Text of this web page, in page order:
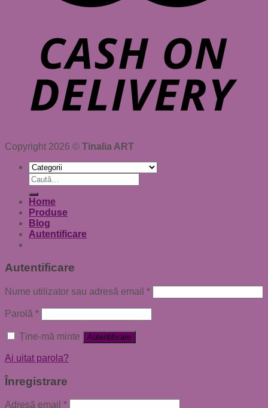
Copyright 2026 © Tinalia ART
Caută
după:
Home
Produse
Blog
Autentificare
Autentificare
Nume utilizator sau adresă email *
Parolă *
Ține-mă minte Autentificare
Ai uitat parola?
Înregistrare
Adresă email *